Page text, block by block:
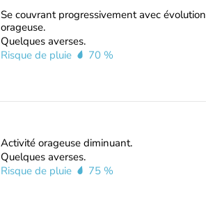
Se couvrant progressivement avec évolution
orageuse.
Quelques averses.
Risque de pluie
70 %
Activité orageuse diminuant.
Quelques averses.
Risque de pluie
75 %